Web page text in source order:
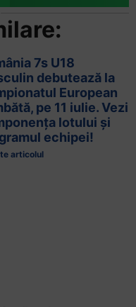
7s U18
debutează la
European
pe 11 iulie. Vezi
lotului și
echipei!
articolul